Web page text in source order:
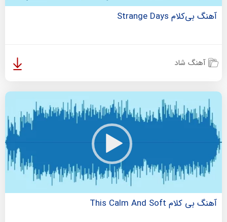
آهنگ بی‌کلام Strange Days
آهنگ شاد
آهنگ بی کلام This Calm And Soft